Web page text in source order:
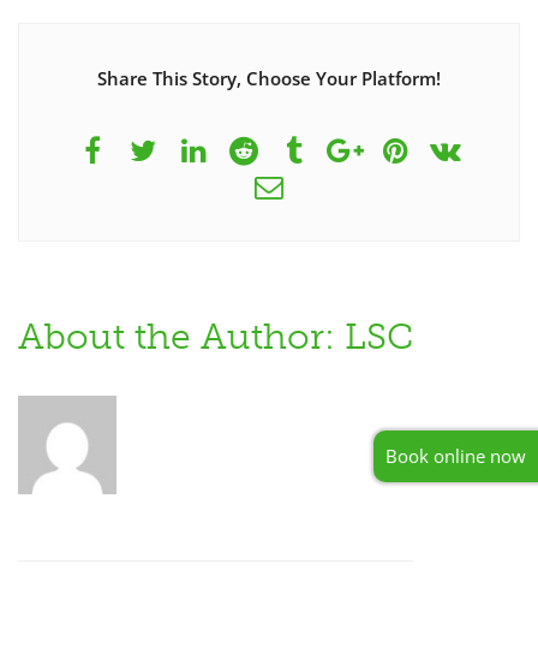
Book online now
Share This Story, Choose Your Platform!
About the Author: LSC